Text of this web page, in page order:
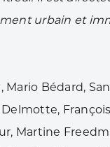
urbain et
Bédard,
Martine